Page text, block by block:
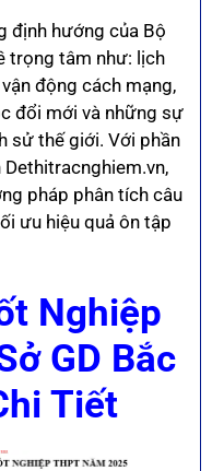
định hướng của Bộ
trọng tâm như: lịch
động cách mạng,
đổi mới và những sự
sử thế giới. Với phần
pháp phân tích câu
ưu hiệu quả ôn tập
Nghiệp
GD Bắc
Tiết